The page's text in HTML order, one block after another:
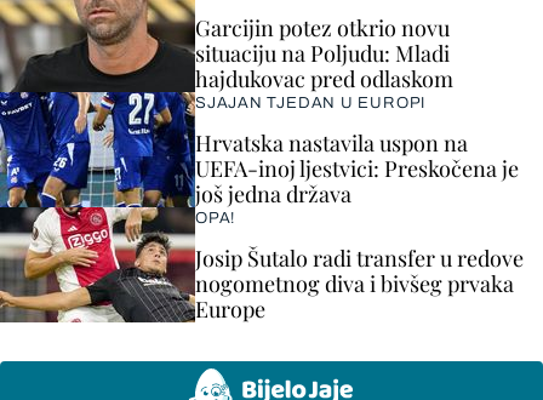
Garcijin potez otkrio novu
situaciju na Poljudu: Mladi
hajdukovac pred odlaskom
SJAJAN TJEDAN U EUROPI
Hrvatska nastavila uspon na
UEFA-inoj ljestvici: Preskočena je
još jedna država
OPA!
Josip Šutalo radi transfer u redove
nogometnog diva i bivšeg prvaka
Europe